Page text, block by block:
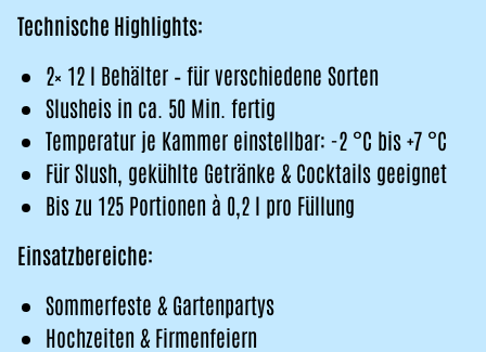
Technische Highlights:
2× 12 l Behälter – für verschiedene Sorten
Slusheis in ca. 50 Min. fertig
Temperatur je Kammer einstellbar: -2 °C bis +7 °C
Für Slush, gekühlte Getränke & Cocktails geeignet
Bis zu 125 Portionen à 0,2 l pro Füllung
Einsatzbereiche:
Sommerfeste & Gartenpartys
Hochzeiten & Firmenfeiern